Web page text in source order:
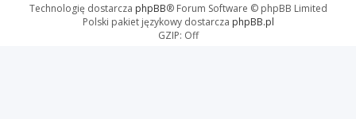
Technologię dostarcza phpBB® Forum Software © phpBB Limited
Polski pakiet językowy dostarcza phpBB.pl
GZIP: Off